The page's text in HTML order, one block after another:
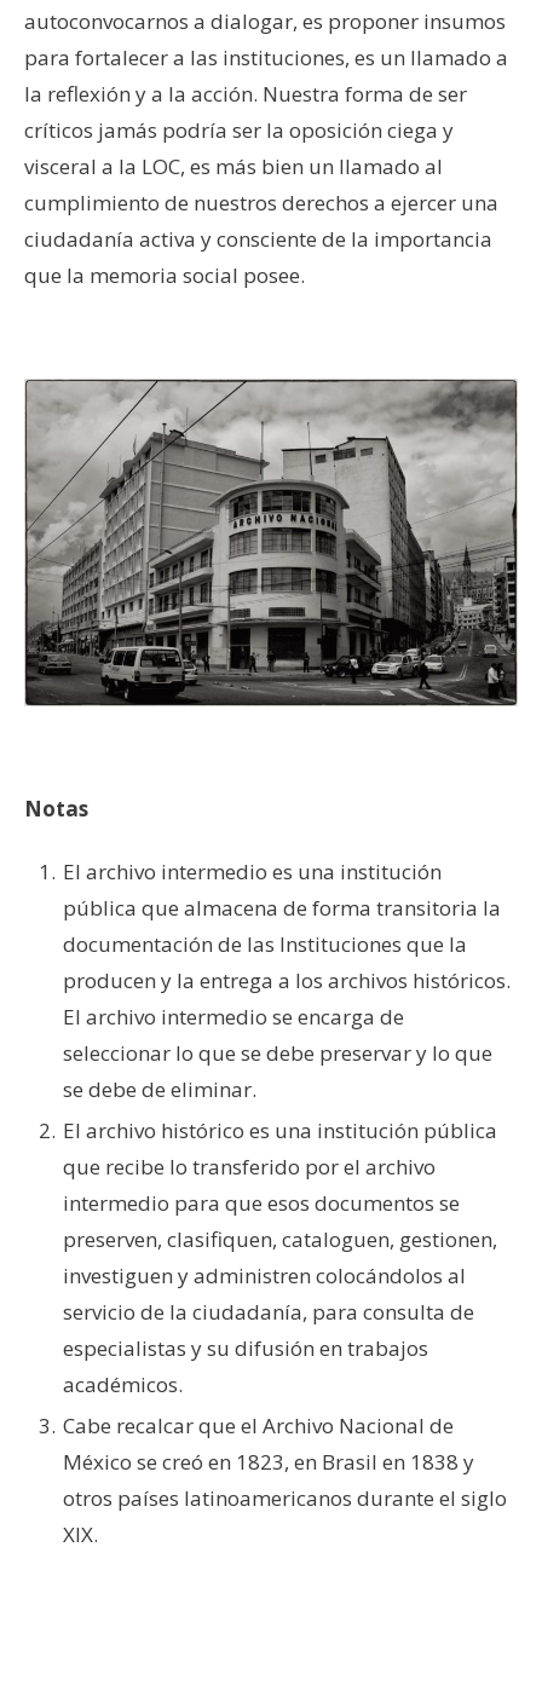
autoconvocarnos a dialogar, es proponer insumos
para fortalecer a las instituciones, es un llamado a
la reflexión y a la acción. Nuestra forma de ser
críticos jamás podría ser la oposición ciega y
visceral a la LOC, es más bien un llamado al
cumplimiento de nuestros derechos a ejercer una
ciudadanía activa y consciente de la importancia
que la memoria social posee.
Notas
El archivo intermedio es una institución
pública que almacena de forma transitoria la
documentación de las Instituciones que la
producen y la entrega a los archivos históricos.
El archivo intermedio se encarga de
seleccionar lo que se debe preservar y lo que
se debe de eliminar.
El archivo histórico es una institución pública
que recibe lo transferido por el archivo
intermedio para que esos documentos se
preserven, clasifiquen, cataloguen, gestionen,
investiguen y administren colocándolos al
servicio de la ciudadanía, para consulta de
especialistas y su difusión en trabajos
académicos.
Cabe recalcar que el Archivo Nacional de
México se creó en 1823, en Brasil en 1838 y
otros países latinoamericanos durante el siglo
XIX.